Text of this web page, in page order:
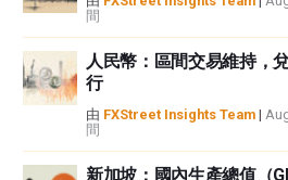
者沒有收到撰寫這篇文章的報酬。
FXStreet和作者不提供個性化的建議。作者對
性不作任何陳述。FXStreet和作者將不承擔任
或損害由此資訊及其顯示或使用引起的。錯誤和
FXStreet並非註冊投資顧問，本文內容無意提
間
人民幣：區間交易維持，
行
由 FXStreet Insights Team |
間
新加坡：國內生產總值（